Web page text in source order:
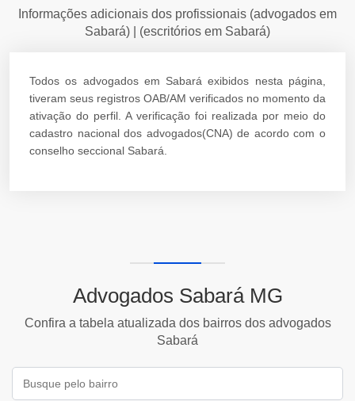
Informações adicionais dos profissionais (advogados em
Sabará) | (escritórios em Sabará)
Todos os advogados em Sabará exibidos nesta página,
tiveram seus registros OAB/AM verificados no momento da
ativação do perfil. A verificação foi realizada por meio do
cadastro nacional dos advogados(CNA) de acordo com o
conselho seccional Sabará.
Advogados Sabará MG
Confira a tabela atualizada dos bairros dos advogados
Sabará